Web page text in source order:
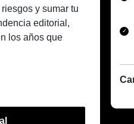
y sumar tu
editorial,
los años que